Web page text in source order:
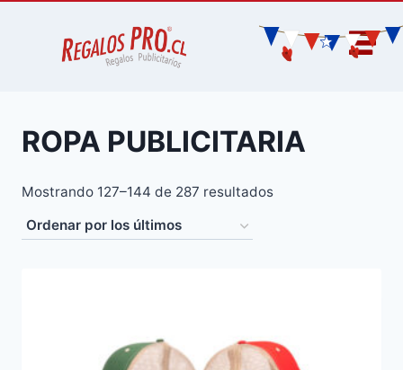
ROPA PUBLICITARIA
Mostrando 127–144 de 287 resultados